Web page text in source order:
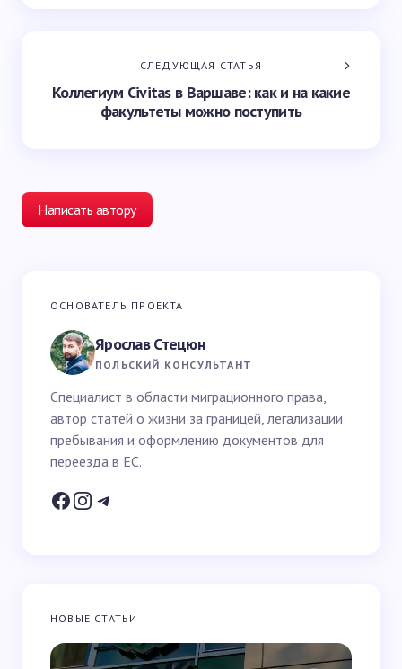
СЛЕДУЮЩАЯ СТАТЬЯ
Коллегиум Civitas в Варшаве: как и на какие
факультеты можно поступить
Написать автору
Ваш адрес email не будет опубликован.
Ваш вопрос *
Ваше имя *
Email *
Запомнить имя и email для следующих
комментариев
ОСНОВАТЕЛЬ ПРОЕКТА
Ярослав Стецюн
ПОЛЬСКИЙ КОНСУЛЬТАНТ
Специалист в области миграционного права,
автор статей о жизни за границей, легализации
пребывания и оформлению документов для
переезда в ЕС.
НОВЫЕ СТАТЬИ